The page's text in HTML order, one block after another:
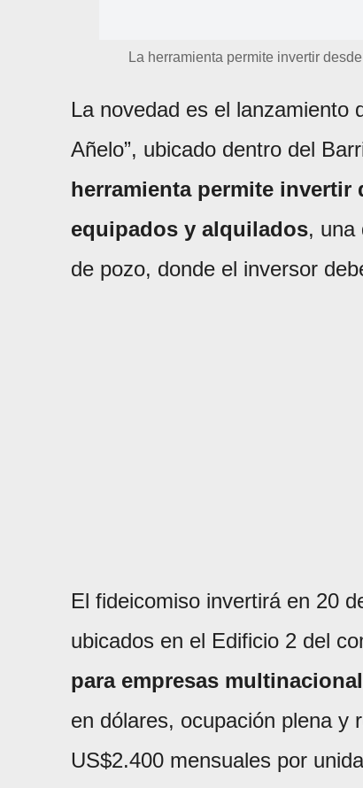
La herramienta permite invertir
La novedad es el lanzamiento
Añelo”, ubicado dentro del
herramienta permite invertir
equipados y alquilados, una
de pozo, donde el inversor
El fideicomiso invertirá en 20
ubicados en el Edificio 2 del
para empresas
en dólares, ocupación plena y
US$2.400 mensuales por